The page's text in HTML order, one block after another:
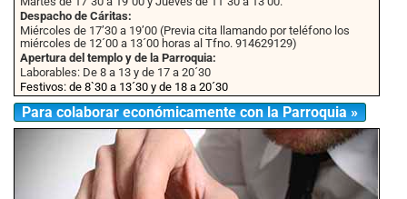
Despacho de Cáritas:
Miércoles de 17’30 a 19’00 (Previa cita llamando por teléfono los
miércoles de 12´00 a 13´00 horas al Tfno. 914629129)
Apertura del templo y de la Parroquia:
Laborables: De 8 a 13 y de 17 a 20´30
Festivos: de 8`30 a 13´30 y de 18 a 20´30
Para colaborar económicamente con la Parroquia »